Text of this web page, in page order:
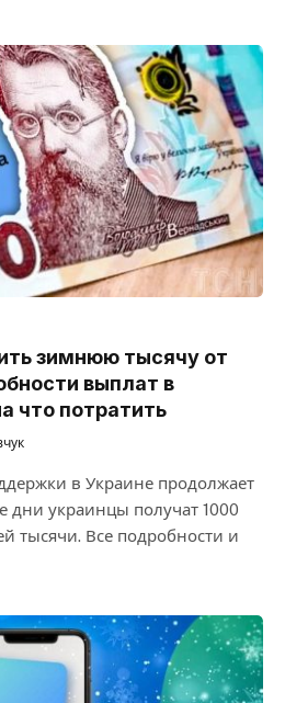
зимнюю тысячу от
выплат в
что потратить
в Украине продолжает
дни украинцы получат 1000
тысячи. Все подробности и